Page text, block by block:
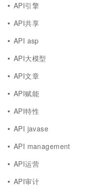
API引擎
API共享
API asp
API大模型
API文章
API赋能
API特性
API javase
API management
API运营
API审计